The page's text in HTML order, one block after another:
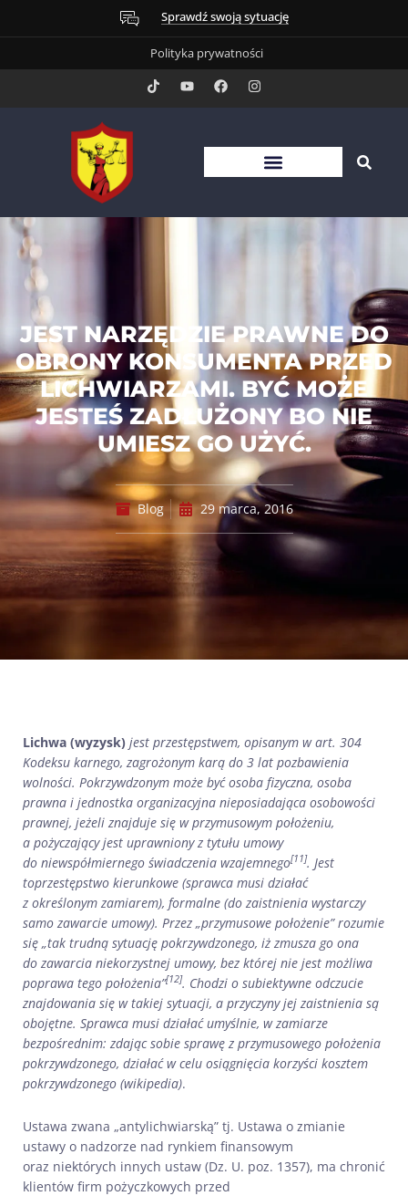
Sprawdź swoją sytuację
Polityka prywatności
JEST NARZĘDZIE PRAWNE DO
OBRONY KONSUMENTA PRZED
LICHWIARZAMI. BYĆ MOŻE
JESTEŚ ZADŁUŻONY BO NIE
UMIESZ GO UŻYĆ.
Blog 29 marca, 2016
Lichwa (wyzysk) jest przestępstwem, opisanym w art. 304
Kodeksu karnego, zagrożonym karą do 3 lat pozbawienia
wolności. Pokrzywdzonym może być osoba fizyczna, osoba
prawna i jednostka organizacyjna nieposiadająca osobowości
prawnej, jeżeli znajduje się w przymusowym położeniu,
a pożyczający jest uprawniony z tytułu umowy
do niewspółmiernego świadczenia wzajemnego[11]. Jest
toprzestępstwo kierunkowe (sprawca musi działać
z określonym zamiarem), formalne (do zaistnienia wystarczy
samo zawarcie umowy). Przez „przymusowe położenie” rozumie
się „tak trudną sytuację pokrzywdzonego, iż zmusza go ona
do zawarcia niekorzystnej umowy, bez której nie jest możliwa
poprawa tego położenia”[12]. Chodzi o subiektywne odczucie
znajdowania się w takiej sytuacji, a przyczyny jej zaistnienia są
obojętne. Sprawca musi działać umyślnie, w zamiarze
bezpośrednim: zdając sobie sprawę z przymusowego położenia
pokrzywdzonego, działać w celu osiągnięcia korzyści kosztem
pokrzywdzonego (wikipedia).
Ustawa zwana „antylichwiarską” tj. Ustawa o zmianie
ustawy o nadzorze nad rynkiem finansowym
oraz niektórych innych ustaw (Dz. U. poz. 1357), ma chronić
klientów firm pożyczkowych przed